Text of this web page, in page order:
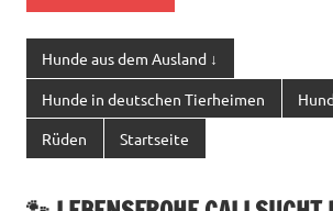
Hunde aus dem Ausland ↓
Hunde in deutschen Tierheimen
Rüden Startseite